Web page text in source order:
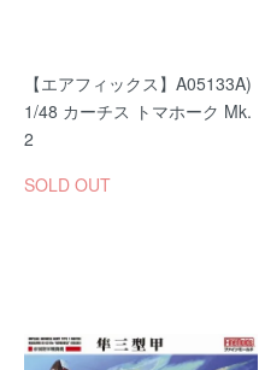
【エアフィックス】A05133A)
1/48 カーチス トマホーク Mk.
2
SOLD OUT